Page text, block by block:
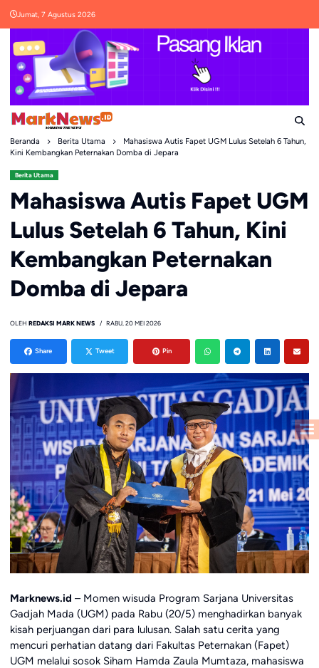
Jumat, 7 Agustus 2026
Beranda Berita Utama
Mahasiswa Autis Fapet UGM Lulus Setelah 6 Tahun,
Kini Kembangkan Peternakan Domba di Jepara
Berita Utama
Mahasiswa Autis Fapet UGM
Lulus Setelah 6 Tahun, Kini
Kembangkan Peternakan
Domba di Jepara
OLEH REDAKSI MARK NEWS RABU, 20 MEI 2026
Share Tweet Pin
Marknews.id – Momen wisuda Program Sarjana Universitas
Gadjah Mada (UGM) pada Rabu (20/5) menghadirkan banyak
kisah perjuangan dari para lulusan. Salah satu cerita yang
mencuri perhatian datang dari Fakultas Peternakan (Fapet)
UGM melalui sosok Siham Hamda Zaula Mumtaza, mahasiswa